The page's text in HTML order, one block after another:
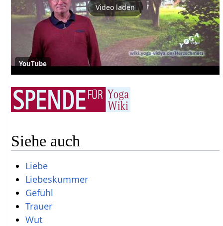
Video laden
YouTube
Siehe auch
Liebe
Liebeskummer
Gefühl
Trauer
Wut